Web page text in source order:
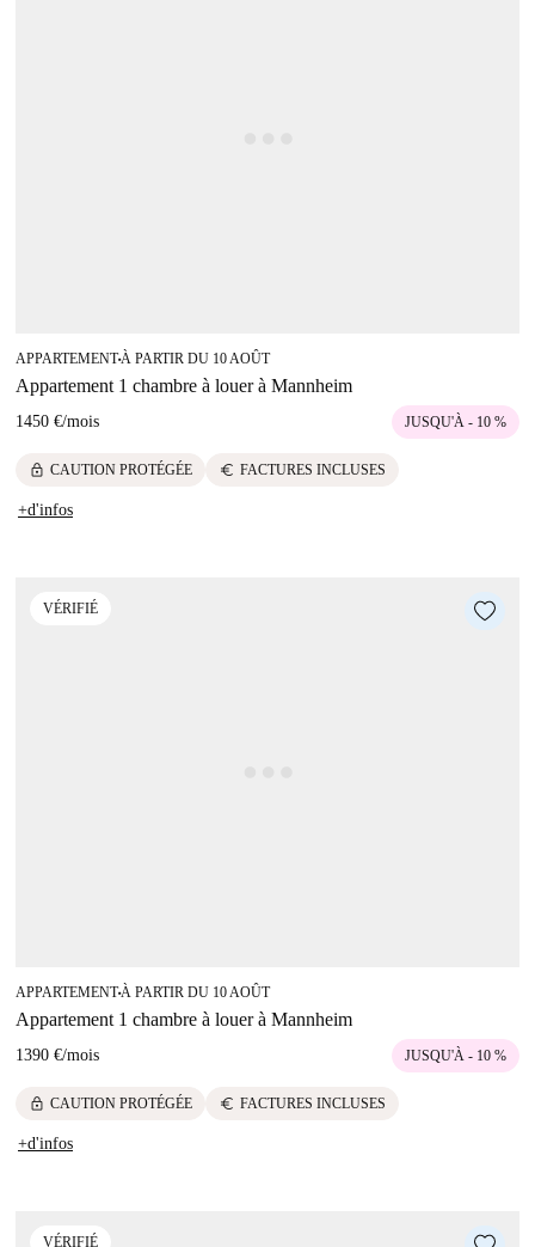
APPARTEMENT■À PARTIR DU 10 AOÛT
Appartement 1 chambre à louer à Mannheim
1450 €/mois JUSQU'À - 10 %
lock CAUTION PROTÉGÉE euro FACTURES INCLUSES
+d'infos
VÉRIFIÉ
APPARTEMENT■À PARTIR DU 10 AOÛT
Appartement 1 chambre à louer à Mannheim
1390 €/mois JUSQU'À - 10 %
lock CAUTION PROTÉGÉE euro FACTURES INCLUSES
+d'infos
VÉRIFIÉ